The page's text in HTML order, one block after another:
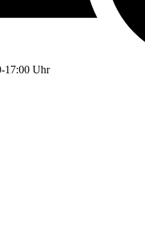
17:00 Uhr